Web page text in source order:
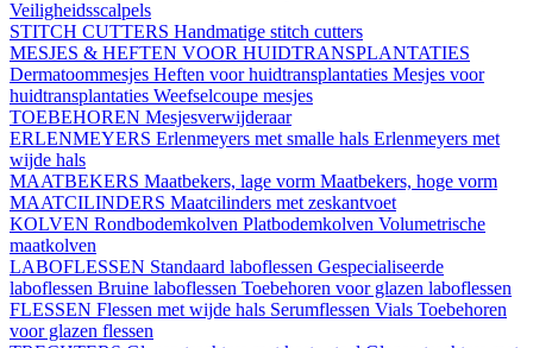
Veiligheidsscalpels
STITCH CUTTERS Handmatige stitch cutters
MESJES & HEFTEN VOOR HUIDTRANSPLANTATIES
Dermatoommesjes Heften voor huidtransplantaties Mesjes voor
huidtransplantaties Weefselcoupe mesjes
TOEBEHOREN Mesjesverwijderaar
ERLENMEYERS Erlenmeyers met smalle hals Erlenmeyers met
wijde hals
MAATBEKERS Maatbekers, lage vorm Maatbekers, hoge vorm
MAATCILINDERS Maatcilinders met zeskantvoet
KOLVEN Rondbodemkolven Platbodemkolven Volumetrische
maatkolven
LABOFLESSEN Standaard laboflessen Gespecialiseerde
laboflessen Bruine laboflessen Toebehoren voor glazen laboflessen
FLESSEN Flessen met wijde hals Serumflessen Vials Toebehoren
voor glazen flessen